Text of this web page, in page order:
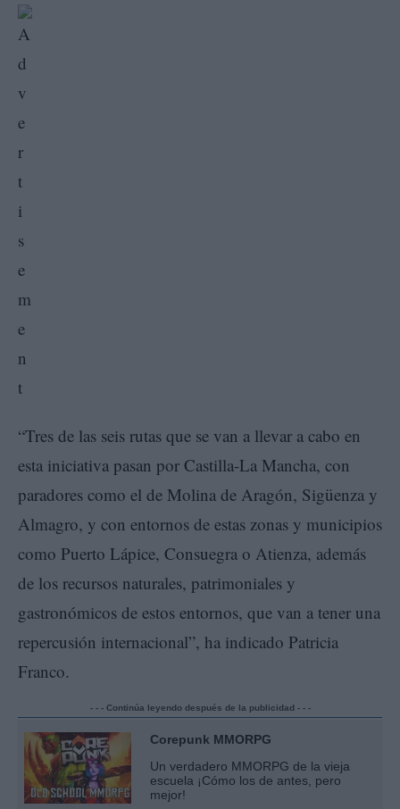
“Tres de las seis rutas que se van a llevar a cabo en
esta iniciativa pasan por Castilla-La Mancha, con
paradores como el de Molina de Aragón, Sigüenza y
Almagro, y con entornos de estas zonas y municipios
como Puerto Lápice, Consuegra o Atienza, además
de los recursos naturales, patrimoniales y
gastronómicos de estos entornos, que van a tener una
repercusión internacional”, ha indicado Patricia
Franco.
- - - Continúa leyendo después de la publicidad - - -
Corepunk MMORPG
Un verdadero MMORPG de la vieja
escuela ¡Cómo los de antes, pero
mejor!